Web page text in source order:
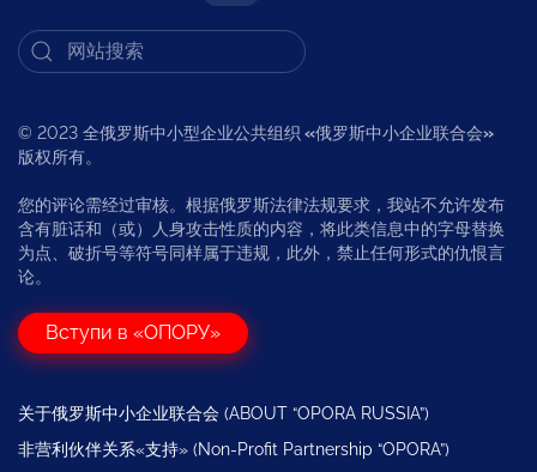
© 2023 全俄罗斯中小型企业公共组织 «俄罗斯中小企业联合会»
版权所有。
您的评论需经过审核。根据俄罗斯法律法规要求，我站不允许发布
含有脏话和（或）人身攻击性质的内容，将此类信息中的字母替换
为点、破折号等符号同样属于违规，此外，禁止任何形式的仇恨言
论。
Вступи в «ОПОРУ»
关于俄罗斯中小企业联合会 (ABOUT “OPORA RUSSIA”)
非营利伙伴关系«支持» (Non-Profit Partnership “OPORA”)